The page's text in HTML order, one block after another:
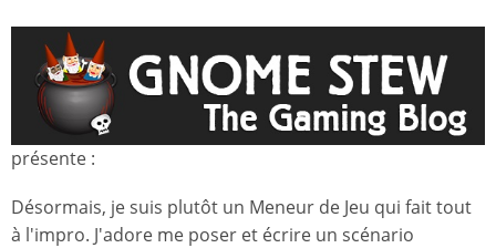
présente :
Désormais, je suis plutôt un Meneur de Jeu qui fait tout
à l'impro. J'adore me poser et écrire un scénario